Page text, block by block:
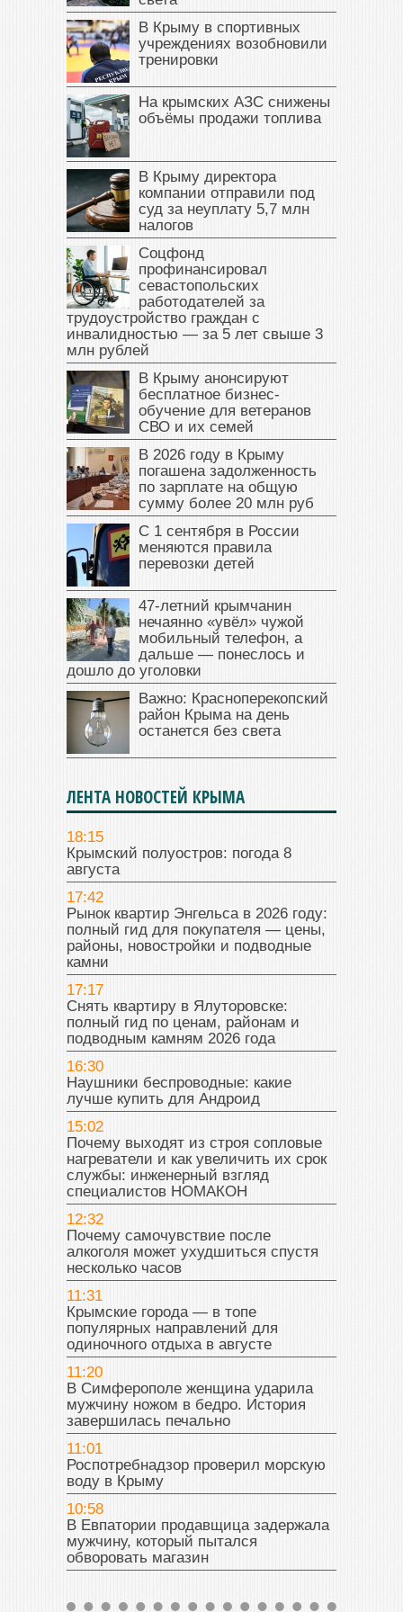
В Крыму в спортивных
учреждениях возобновили
тренировки
На крымских АЗС снижены
объёмы продажи топлива
В Крыму директора
компании отправили под
суд за неуплату 5,7 млн
налогов
Соцфонд
профинансировал
севастопольских
работодателей за
трудоустройство граждан с
инвалидностью — за 5 лет свыше 3
млн рублей
В Крыму анонсируют
бесплатное бизнес-
обучение для ветеранов
СВО и их семей
В 2026 году в Крыму
погашена задолженность
по зарплате на общую
сумму более 20 млн руб
С 1 сентября в России
меняются правила
перевозки детей
47‑летний крымчанин
нечаянно «увёл» чужой
мобильный телефон, а
дальше — понеслось и
дошло до уголовки
Важно: Красноперекопский
район Крыма на день
останется без света
ЛЕНТА НОВОСТЕЙ КРЫМА
18:15
Крымский полуостров: погода 8
августа
17:42
Рынок квартир Энгельса в 2026 году:
полный гид для покупателя — цены,
районы, новостройки и подводные
камни
17:17
Снять квартиру в Ялуторовске:
полный гид по ценам, районам и
подводным камням 2026 года
16:30
Наушники беспроводные: какие
лучше купить для Андроид
15:02
Почему выходят из строя сопловые
нагреватели и как увеличить их срок
службы: инженерный взгляд
специалистов НОМАКОН
12:32
Почему самочувствие после
алкоголя может ухудшиться спустя
несколько часов
11:31
Крымские города — в топе
популярных направлений для
одиночного отдыха в августе
11:20
В Симферополе женщина ударила
мужчину ножом в бедро. История
завершилась печально
11:01
Роспотребнадзор проверил морскую
воду в Крыму
10:58
В Евпатории продавщица задержала
мужчину, который пытался
обворовать магазин